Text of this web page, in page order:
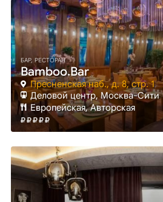
БАР, РЕСТОРАН
Bamboo.Bar
Пресненская наб., д. 8, стр. 1
Деловой центр, Москва-Сити
Европейская, Авторская